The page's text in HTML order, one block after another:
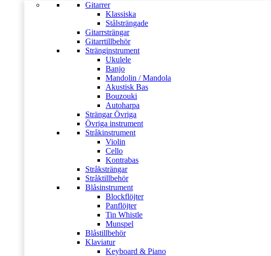
Gitarrer
Klassiska
Stålsträngade
Gitarrsträngar
Gitarrtillbehör
Stränginstrument
Ukulele
Banjo
Mandolin / Mandola
Akustisk Bas
Bouzouki
Autoharpa
Strängar Övriga
Övriga instrument
Stråkinstrument
Violin
Cello
Kontrabas
Stråksträngar
Stråktillbehör
Blåsinstrument
Blockflöjter
Panflöjter
Tin Whistle
Munspel
Blåstillbehör
Klaviatur
Keyboard & Piano